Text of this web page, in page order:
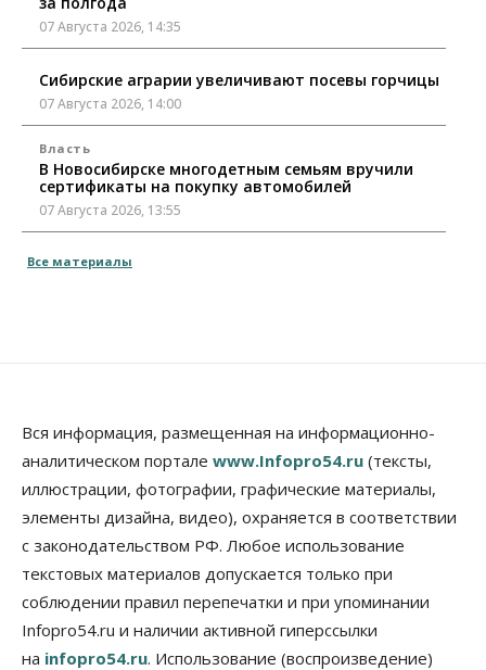
07 Августа 2026, 14:35
Сибирские аграрии увеличивают посевы горчицы
07 Августа 2026, 14:00
Власть
В Новосибирске многодетным семьям вручили
сертификаты на покупку автомобилей
07 Августа 2026, 13:55
Треть автовладельцев в Новосибирской области
07 Августа 2026, 12:35
Общество
Синоптики рассказали о погоде в Новосибирске
на выходных
07 Августа 2026, 12:00
Жители Новосибирска смогут добровольно
повысить свою пенсию
07 Августа 2026, 11:30
Все материалы
Вся информация, размещенная на информационно-
аналитическом портале www.Infopro54.ru (тексты,
иллюстрации, фотографии, графические материалы,
элементы дизайна, видео), охраняется в соответствии
с законодательством РФ. Любое использование
текстовых материалов допускается только при
соблюдении правил перепечатки и при упоминании
Infopro54.ru и наличии активной гиперссылки
на infopro54.ru. Использование (воспроизведение)